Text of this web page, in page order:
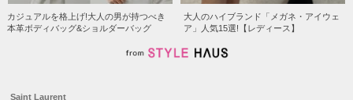
カジュアルを格上げ!大人の男が持つべき
本革ボディバッグ&ショルダーバッグ
大人のハイブランド「メガネ・アイウェ
ア」人気15選!【レディース】
Saint Laurent